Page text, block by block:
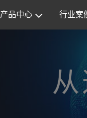
产品中心 行业案